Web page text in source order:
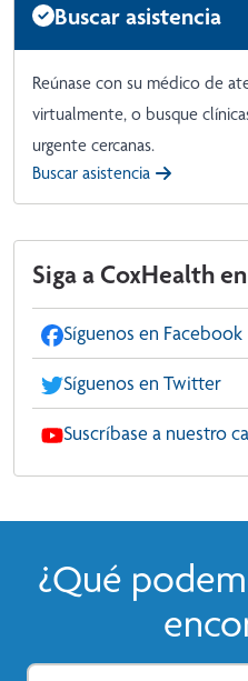
Buscar asistencia
Reúnase con su médico de
virtualmente, o busque
urgente cercanas.
Buscar asistencia
Siga a CoxHealth
Síguenos en Facebook
Síguenos en Twitter
Suscríbase a nuestro
¿Qué